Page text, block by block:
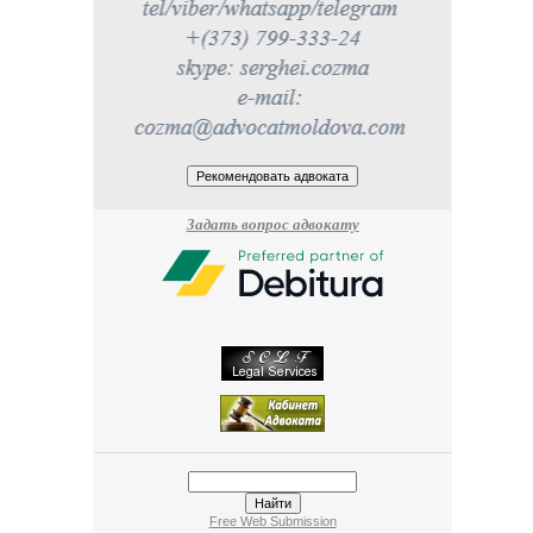
Задать вопрос адвокату
Free Web Submission